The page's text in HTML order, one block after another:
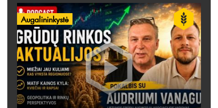
Augalininkystė